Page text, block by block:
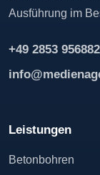
Ausführung im
+49 2853
Leistungen
Betonbohren